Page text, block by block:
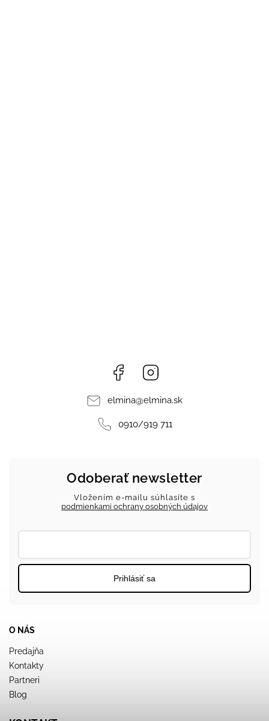
Facebook
elmina@elmina.sk
0910/919 711
O NÁS
Predajňa
Kontakty
Partneri
Blog
Odoberať newsletter
Vložením e-mailu súhlasíte s
podmienkami ochrany osobných údajov
Prihlásiť sa